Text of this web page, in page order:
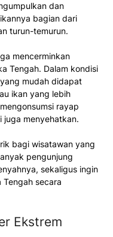
dan
bagian dari
turun-temurun.
mencerminkan
Tengah. Dalam kondisi
mudah didapat
ikan yang lebih
rayap
menyehatkan.
bagi wisatawan yang
pengunjung
sekaligus ingin
Tengah secara
Ekstrem